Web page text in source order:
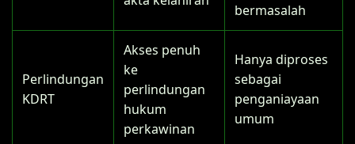
bermasalah
Perlindungan
KDRT
Akses penuh
ke
perlindungan
hukum
perkawinan
Hanya diproses
sebagai
penganiayaan
umum